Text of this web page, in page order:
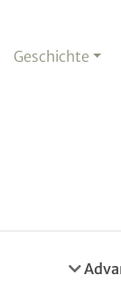
Geschichte